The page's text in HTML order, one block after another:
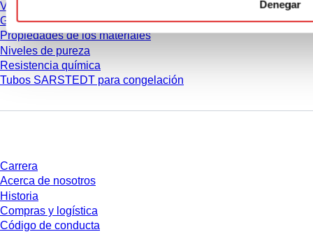
Denegar
Vídeos
Gestión de calidad
Propiedades de los materiales
Niveles de pureza
Resistencia química
Tubos SARSTEDT para congelación
Carrera
Acerca de nosotros
Historia
Compras y logística
Código de conducta